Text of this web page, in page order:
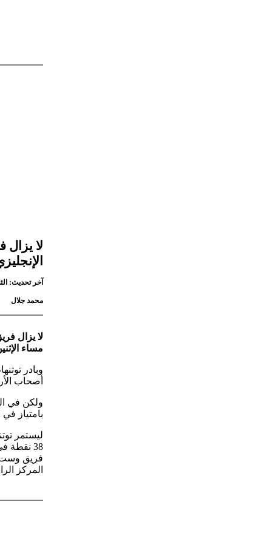
لا يزال
آخر تحديث: الثلاثاء 12 مايو 2026 - 12:10 ص
محمد جلال
لا يزال
مساء
أصحاب
بامتياز
ليستمر
38
فريق وست
المركز